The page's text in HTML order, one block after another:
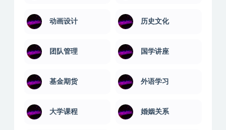
动画设计 历史文化
团队管理 国学讲座
基金期货 外语学习
大学课程 婚姻关系